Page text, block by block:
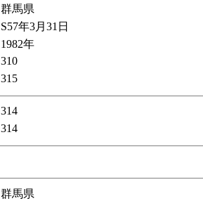
群馬県
S57年3月31日
1982年
310
315
314
314
群馬県